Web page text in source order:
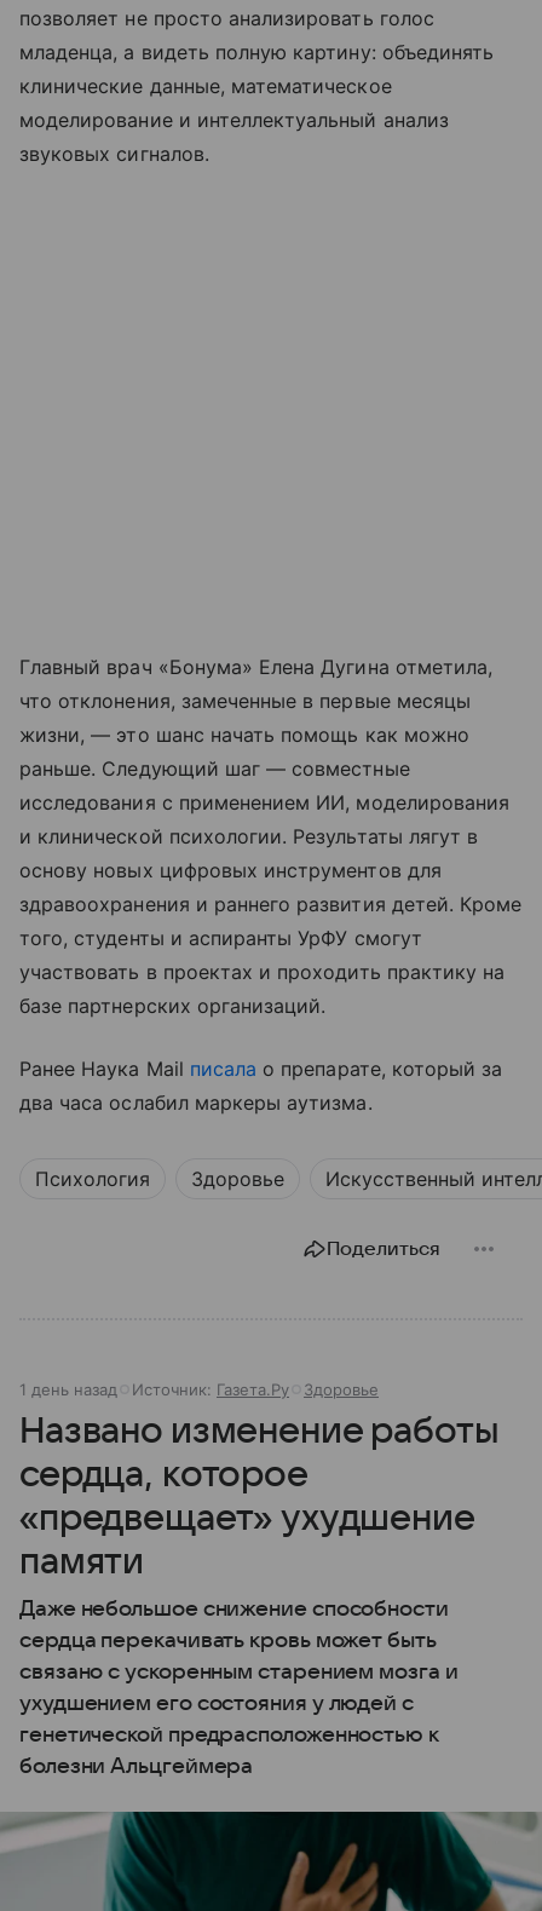
позволяет не просто анализировать голос
младенца, а видеть полную картину: объединять
клинические данные, математическое
моделирование и интеллектуальный анализ
звуковых сигналов.
Главный врач «Бонума» Елена Дугина отметила,
что отклонения, замеченные в первые месяцы
жизни, — это шанс начать помощь как можно
раньше. Следующий шаг — совместные
исследования с применением ИИ, моделирования
и клинической психологии. Результаты лягут в
основу новых цифровых инструментов для
здравоохранения и раннего развития детей. Кроме
того, студенты и аспиранты УрФУ смогут
участвовать в проектах и проходить практику на
базе партнерских организаций.
Ранее Наука Mail писала о препарате, который за
два часа ослабил маркеры аутизма.
Психология Здоровье Искусственный
Поделиться
1 день назад Источник: Газета.Ру Здоровье
Названо изменение работы
сердца, которое
«предвещает» ухудшение
памяти
Даже небольшое снижение способности
сердца перекачивать кровь может быть
связано с ускоренным старением мозга и
ухудшением его состояния у людей с
генетической предрасположенностью к
болезни Альцгеймера